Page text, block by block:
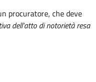
procuratore, che deve
dell'atto di notorietà resa